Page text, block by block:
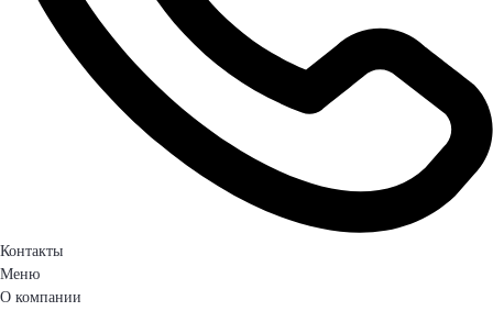
Контакты
Меню
О компании